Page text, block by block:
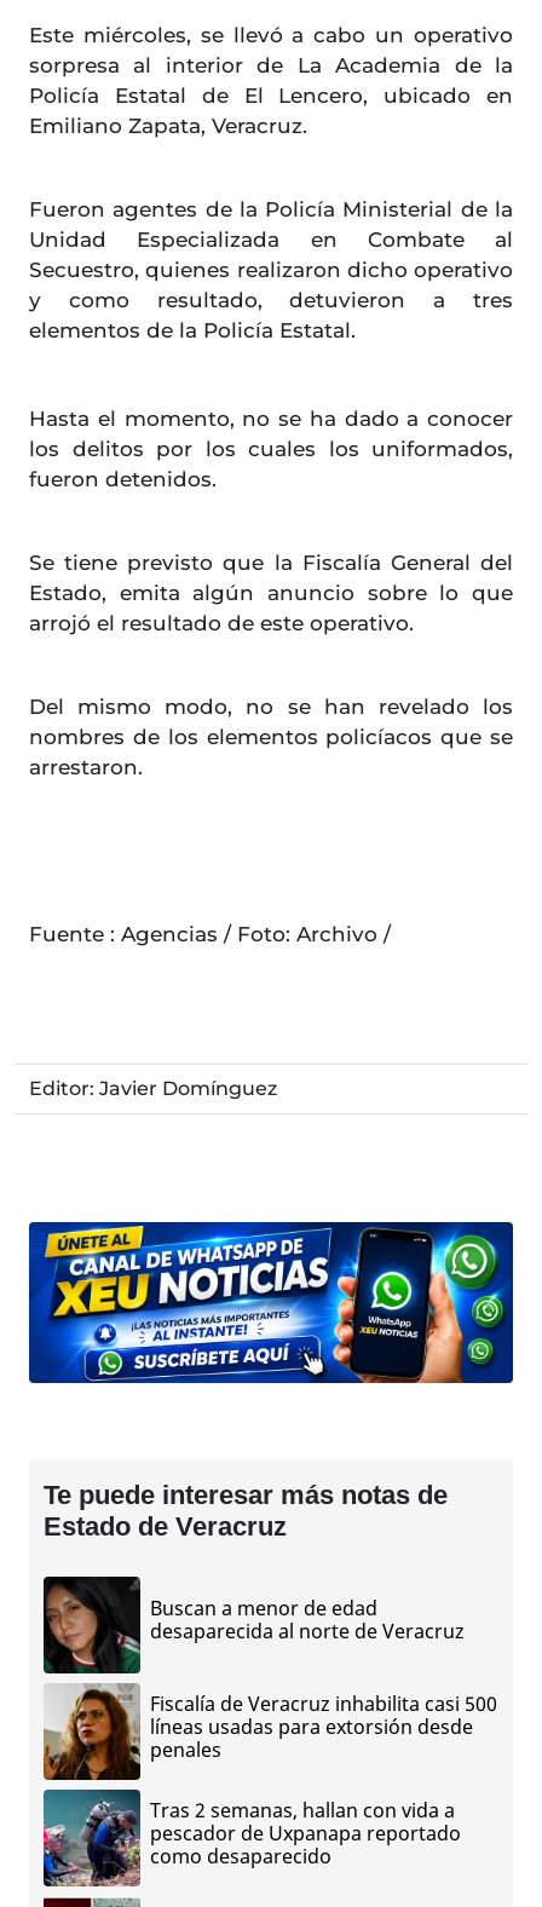
Este miércoles, se llevó a cabo un operativo
sorpresa al interior de La Academia de la
Policía Estatal de El Lencero, ubicado en
Emiliano Zapata, Veracruz.
Fueron agentes de la Policía Ministerial de la
Unidad Especializada en Combate al
Secuestro, quienes realizaron dicho operativo
y como resultado, detuvieron a tres
elementos de la Policía Estatal.
Hasta el momento, no se ha dado a conocer
los delitos por los cuales los uniformados,
fueron detenidos.
Se tiene previsto que la Fiscalía General del
Estado, emita algún anuncio sobre lo que
arrojó el resultado de este operativo.
Del mismo modo, no se han revelado los
nombres de los elementos policíacos que se
arrestaron.
Fuente : Agencias / Foto: Archivo /
Editor: Javier Domínguez
Te puede interesar más notas de
Estado de Veracruz
Buscan a menor de edad
desaparecida al norte de Veracruz
Fiscalía de Veracruz inhabilita casi 500
líneas usadas para extorsión desde
penales
Tras 2 semanas, hallan con vida a
pescador de Uxpanapa reportado
como desaparecido